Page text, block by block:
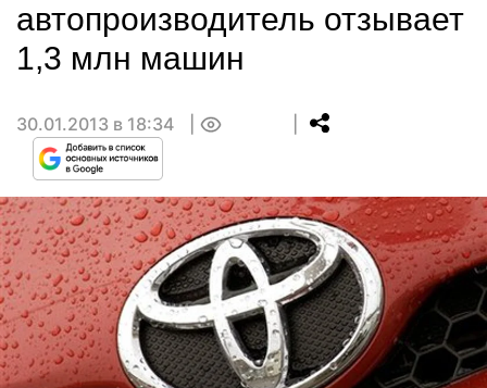
автопроизводитель отзывает
1,3 млн машин
30.01.2013 в 18:34